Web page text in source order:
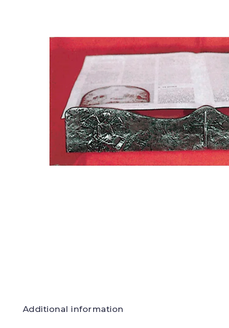
Additional information